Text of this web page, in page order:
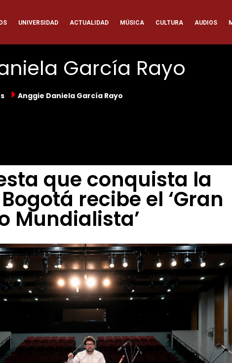
UNIVERSIDAD ACTUALIDAD MÚSICA CULTURA AUDIOS
García Rayo
Anggie Daniela García Rayo
que conquista la
recibe el ‘Gran
Mundialista’